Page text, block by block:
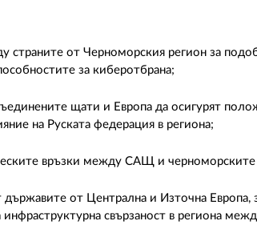
страните от Черноморския регион за
за киберотбрана;
щати и Европа да осигурят
на Руската федерация в региона;
връзки между САЩ и
от Централна и Източна Европа,
свързаност в региона